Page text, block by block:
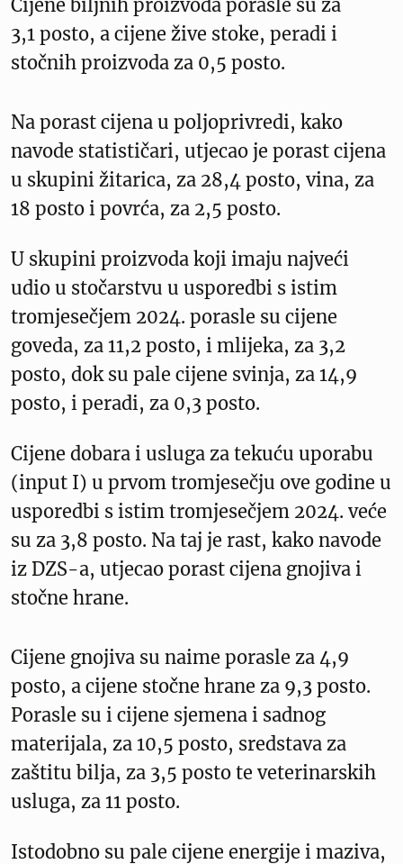
Cijene biljnih proizvoda porasle su za
3,1 posto, a cijene žive stoke, peradi i
stočnih proizvoda za 0,5 posto.
Na porast cijena u poljoprivredi, kako
navode statističari, utjecao je porast cijena
u skupini žitarica, za 28,4 posto, vina, za
18 posto i povrća, za 2,5 posto.
U skupini proizvoda koji imaju najveći
udio u stočarstvu u usporedbi s istim
tromjesečjem 2024. porasle su cijene
goveda, za 11,2 posto, i mlijeka, za 3,2
posto, dok su pale cijene svinja, za 14,9
posto, i peradi, za 0,3 posto.
Cijene dobara i usluga za tekuću uporabu
(input I) u prvom tromjesečju ove godine u
usporedbi s istim tromjesečjem 2024. veće
su za 3,8 posto. Na taj je rast, kako navode
iz DZS-a, utjecao porast cijena gnojiva i
stočne hrane.
Cijene gnojiva su naime porasle za 4,9
posto, a cijene stočne hrane za 9,3 posto.
Porasle su i cijene sjemena i sadnog
materijala, za 10,5 posto, sredstava za
zaštitu bilja, za 3,5 posto te veterinarskih
usluga, za 11 posto.
Istodobno su pale cijene energije i maziva,